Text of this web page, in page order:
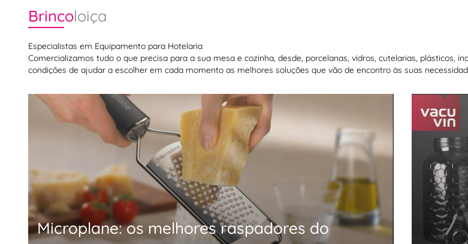
Brincoloiça
Especialistas em Equipamento para Hotelaria
Comercializamos tudo o que precisa para a sua mesa e cozinha, desde, porcelanas, vidros, cutelarias, plásticos,
condições de ajudar a escolher em cada momento as melhores soluções que vão de encontro às suas
Microplane: os melhores raspadores do